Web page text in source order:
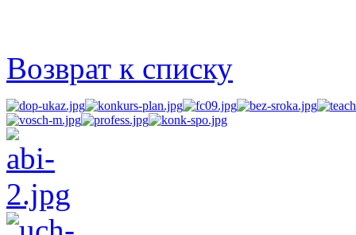
Возврат к списку